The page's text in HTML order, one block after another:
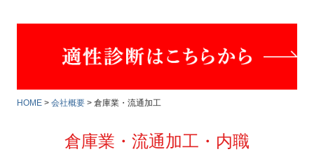
労働者派遣事業
運輸安全マネジメント
HOME 会社概要 倉庫業・流通加工
倉庫業・流通加工・内職